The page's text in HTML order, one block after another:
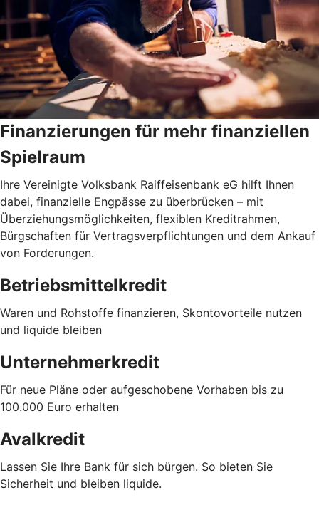
Finanzierungen für mehr finanziellen
Spielraum
Ihre Vereinigte Volksbank Raiffeisenbank eG hilft Ihnen
dabei, finanzielle Engpässe zu überbrücken – mit
Überziehungsmöglichkeiten, flexiblen Kreditrahmen,
Bürgschaften für Vertragsverpflichtungen und dem Ankauf
von Forderungen.
Betriebsmittelkredit
Waren und Rohstoffe finanzieren, Skontovorteile nutzen
und liquide bleiben
Unternehmerkredit
Für neue Pläne oder aufgeschobene Vorhaben bis zu
100.000 Euro erhalten
Avalkredit
Lassen Sie Ihre Bank für sich bürgen. So bieten Sie
Sicherheit und bleiben liquide.